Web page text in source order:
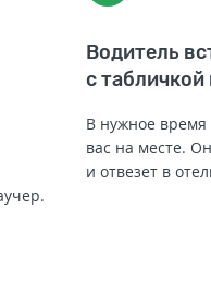
Водитель
с
В нужное время
вас на месте.
и отвезет в